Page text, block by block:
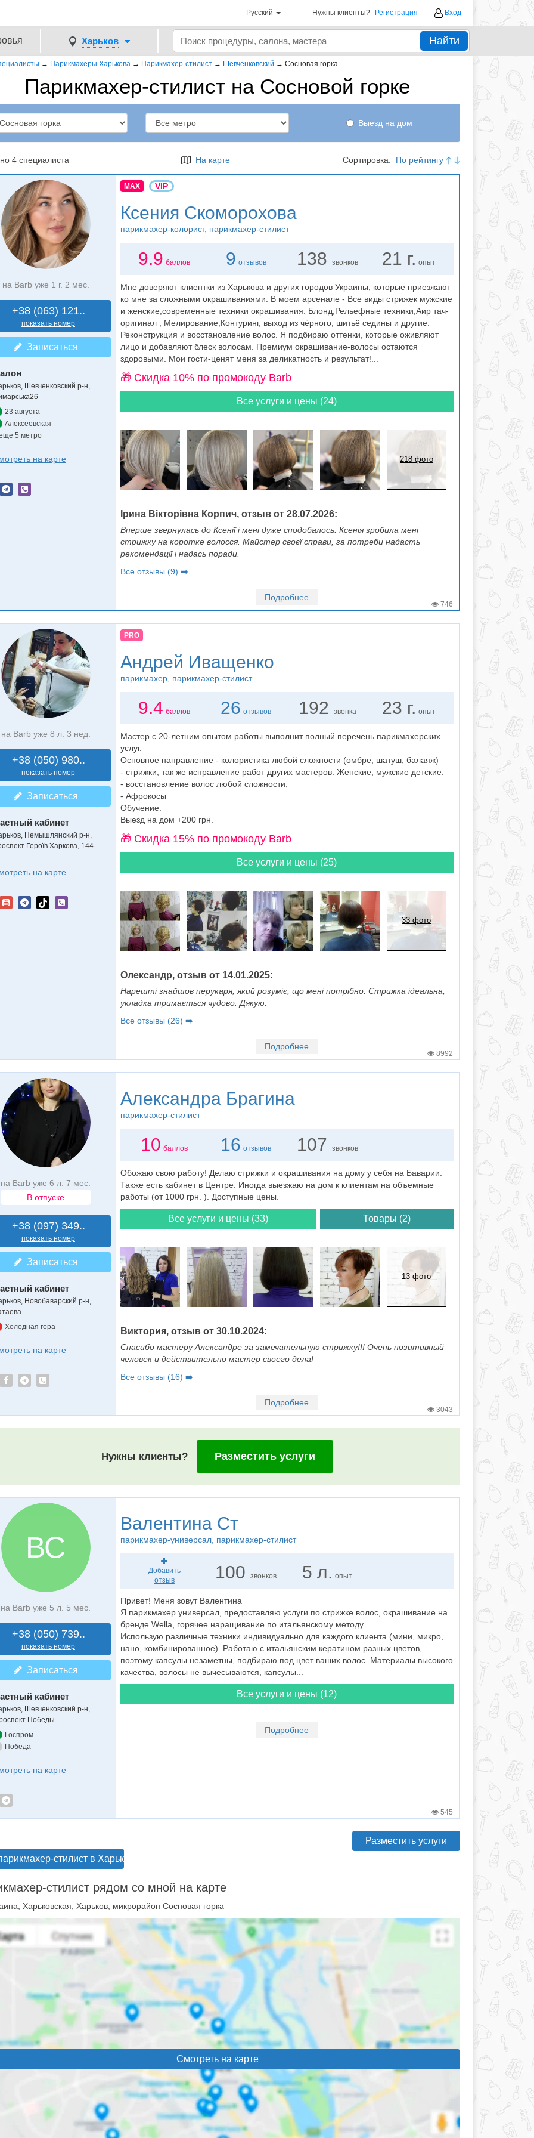
Русский Нужны клиенты? Регистрация Вход
Харьков Найти
→ Парикмахеры Харькова → Парикмахер-стилист → Шевченковский → Сосновая горка
Парикмахер-стилист на Сосновой горке
Выезд на дом
4 специалиста На карте Сортировка: По рейтингу
на Barb уже 1 г. 2 мес.
+38 (063) 121..
показать номер
Записаться
Шевченковский р-н,
23 августа
Алексеевская
5 метро
на карте
MAX VIP
Ксения Скоморохова
парикмахер-колорист, парикмахер-стилист
9.9 баллов 9 отзывов 138 звонков 21 г. опыт
Мне доверяют клиентки из Харькова и других городов Украины, которые приезжают
ко мне за сложными окрашиваниями. В моем арсенале - Все виды стрижек мужские
и женские,современные техники окрашивания: Блонд,Рельефные техники,Аир тач-
оригинал , Мелирование,Контуринг, выход из чёрного, шитьё седины и другие.
Реконструкция и восстановление волос. Я подбираю оттенки, которые оживляют
лицо и добавляют блеск волосам. Премиум окрашивание-волосы остаются
здоровыми. Мои гости-ценят меня за деликатность и результат!...
🎁 Cкидка 10% по промокоду Barb
Все услуги и цены (24)
218 фото
Ірина Вікторівна Корпич, отзыв от 28.07.2026:
Вперше звернулась до Ксенії і мені дуже сподобалось. Ксенія зробила мені
стрижку на коротке волосся. Майстер своєї справи, за потреби надасть
рекомендації і надась поради.
Все отзывы (9) ➡️
Подробнее
746
на Barb уже 8 л. 3 нед.
+38 (050) 980..
показать номер
Записаться
кабинет
Немышлянский р-н,
Героїв Харкова, 144
на карте
PRO
Андрей Иващенко
парикмахер, парикмахер-стилист
9.4 баллов 26 отзывов 192 звонка 23 г. опыт
Мастер с 20-летним опытом работы выполнит полный перечень парикмахерских
услуг.
Основное направление - колористика любой сложности (омбре, шатуш, балаяж)
- стрижки, так же исправление работ других мастеров. Женские, мужские детские.
- восстановление волос любой сложности.
- Афрокосы
Обучение.
Выезд на дом +200 грн.
🎁 Cкидка 15% по промокоду Barb
Все услуги и цены (25)
33 фото
Олександр, отзыв от 14.01.2025:
Нарешті знайшов перукаря, який розуміє, що мені потрібно. Стрижка ідеальна,
укладка тримається чудово. Дякую.
Все отзывы (26) ➡️
Подробнее
8992
на Barb уже 6 л. 7 мес.
В отпуске
+38 (097) 349..
показать номер
Записаться
кабинет
Новобаварский р-н,
Холодная гора
на карте
Александра Брагина
парикмахер-стилист
10 баллов 16 отзывов 107 звонков
Обожаю свою работу! Делаю стрижки и окрашивания на дому у себя на Баварии.
Также есть кабинет в Центре. Иногда выезжаю на дом к клиентам на объемные
работы (от 1000 грн. ). Доступные цены.
Все услуги и цены (33) Товары (2)
13 фото
Виктория, отзыв от 30.10.2024:
Спасибо мастеру Александре за замечательную стрижку!!! Очень позитивный
человек и действительно мастер своего дела!
Все отзывы (16) ➡️
Подробнее
3043
Нужны клиенты? Разместить услуги
ВС
на Barb уже 5 л. 5 мес.
+38 (050) 739..
показать номер
Записаться
кабинет
Шевченковский р-н,
Победы
Госпром
Победа
на карте
Валентина Ст
парикмахер-универсал, парикмахер-стилист
Добавить
отзыв
100звонков 5 л. опыт
Привет! Меня зовут Валентина
Я парикмахер универсал, предоставляю услуги по стрижке волос, окрашивание на
бренде Wella, горячее наращивание по итальянскому методу
Использую различные техники индивидуально для каждого клиента (мини, микро,
нано, комбинированное). Работаю с итальянским кератином разных цветов,
поэтому капсулы незаметны, подбираю под цвет ваших волос. Материалы высокого
качества, волосы не вычесываются, капсулы...
Все услуги и цены (12)
Подробнее
545
стилист в Харькове
Разместить услуги
стилист рядом со мной на карте
Харьковская, Харьков, микрорайон Сосновая горка
Смотреть на карте